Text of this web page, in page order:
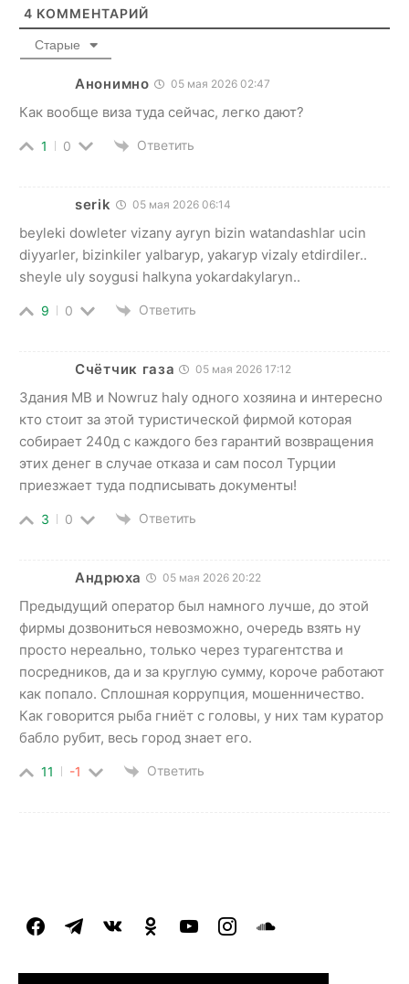
4 КОММЕНТАРИЙ
Старые
Анонимно 05 мая 2026 02:47
Как вообще виза туда сейчас, легко дают?
1 0 Ответить
serik 05 мая 2026 06:14
beyleki dowleter vizany ayryn bizin watandashlar ucin
diyyarler, bizinkiler yalbaryp, yakaryp vizaly etdirdiler..
sheyle uly soygusi halkyna yokardakylaryn..
9 0 Ответить
Счётчик газа 05 мая 2026 17:12
Здания MB и Nowruz haly одного хозяина и интересно
кто стоит за этой туристической фирмой которая
собирает 240д с каждого без гарантий возвращения
этих денег в случае отказа и сам посол Турции
приезжает туда подписывать документы!
3 0 Ответить
Андрюха 05 мая 2026 20:22
Предыдущий оператор был намного лучше, до этой
фирмы дозвониться невозможно, очередь взять ну
просто нереально, только через турагентства и
посредников, да и за круглую сумму, короче работают
как попало. Сплошная коррупция, мошенничество.
Как говорится рыба гниёт с головы, у них там куратор
бабло рубит, весь город знает его.
11 -1 Ответить
facebooktelegramvkontakteodnoklassniki
youtubeinstagramsoundcloud